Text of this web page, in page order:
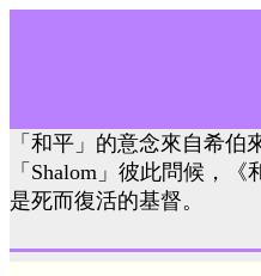
「和平」的意念來自希
「Shalom」彼此問候，
是死而復活的基督。